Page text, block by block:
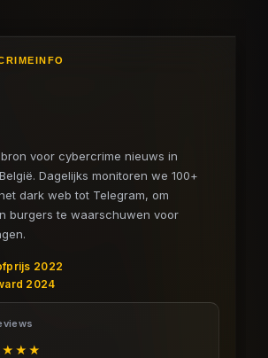
voor cybercrime nieuws in
Dagelijks monitoren we 100+
dark web tot Telegram, om
burgers te waarschuwen voor
2022
2024